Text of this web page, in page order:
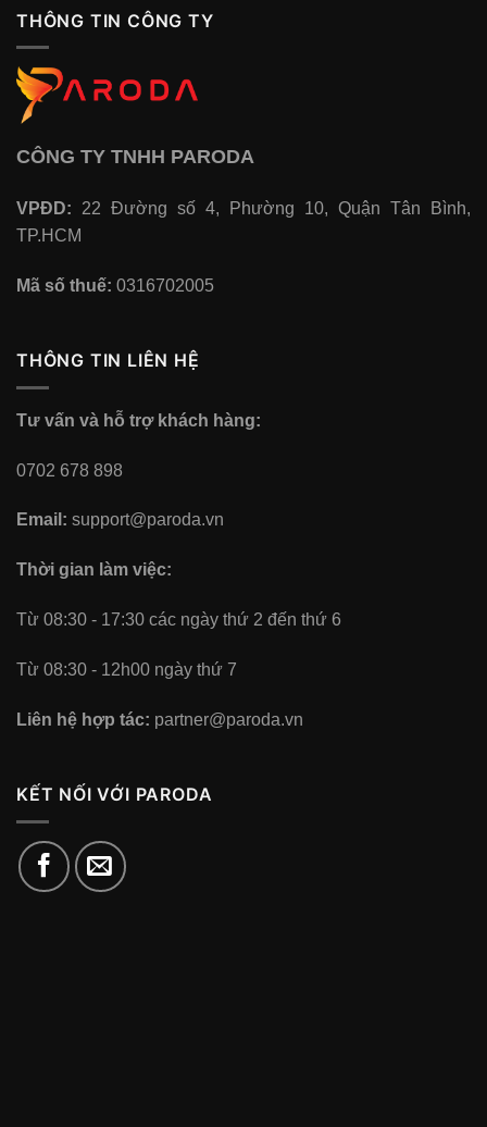
THÔNG TIN CÔNG TY
CÔNG TY TNHH PARODA
VPĐD: 22 Đường số 4, Phường 10, Quận Tân Bình,
TP.HCM
Mã số thuế: 0316702005
THÔNG TIN LIÊN HỆ
Tư vấn và hỗ trợ khách hàng:
0702 678 898
Email: support@paroda.vn
Thời gian làm việc:
Từ 08:30 - 17:30 các ngày thứ 2 đến thứ 6
Từ 08:30 - 12h00 ngày thứ 7
Liên hệ hợp tác: partner@paroda.vn
KẾT NỐI VỚI PARODA